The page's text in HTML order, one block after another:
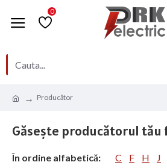
0
Producător
Găseşte producătorul
În ordine alfabetică: C F H J